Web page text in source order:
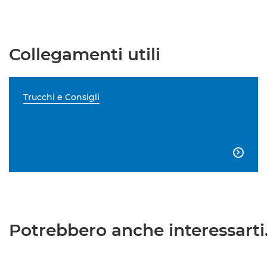
Collegamenti utili
Trucchi e Consigli

Potrebbero anche